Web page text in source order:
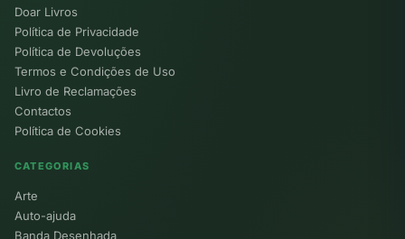
Doar Livros
Política de Privacidade
Política de Devoluções
Termos e Condições de Uso
Livro de Reclamações
Contactos
Política de Cookies
CATEGORIAS
Arte
Auto-ajuda
Banda Desenhada